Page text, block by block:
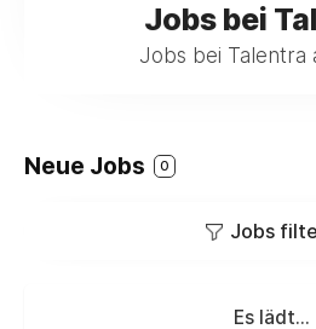
Jobs bei
Jobs bei Talentra
Neue Jobs 0
Jobs
Es lädt...